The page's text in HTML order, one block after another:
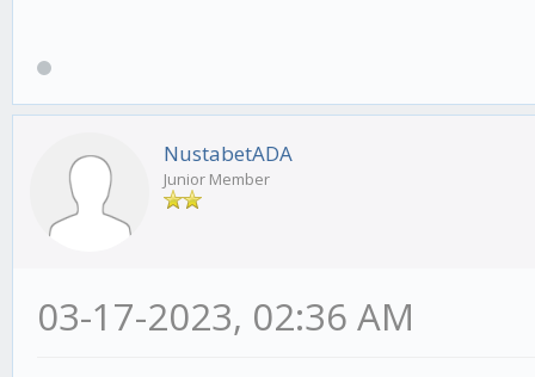
NustabetADA
Junior Member
03-17-2023, 02:36 AM